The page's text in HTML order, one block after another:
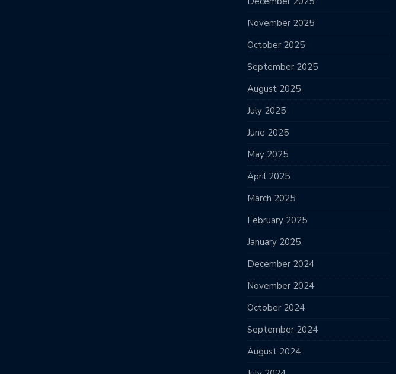
November 2025
October 2025
September 2025
August 2025
July 2025
June 2025
May 2025
April 2025
March 2025
February 2025
January 2025
December 2024
November 2024
October 2024
September 2024
August 2024